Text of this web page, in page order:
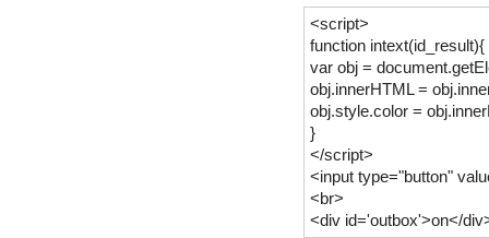
<script>
function intext(id_result){
var obj =
obj.innerHTML =
obj.style.color =
}
</script>
<input type="button"
<br>
<div id='outbox'>on</